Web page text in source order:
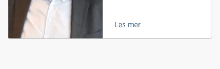
Les mer